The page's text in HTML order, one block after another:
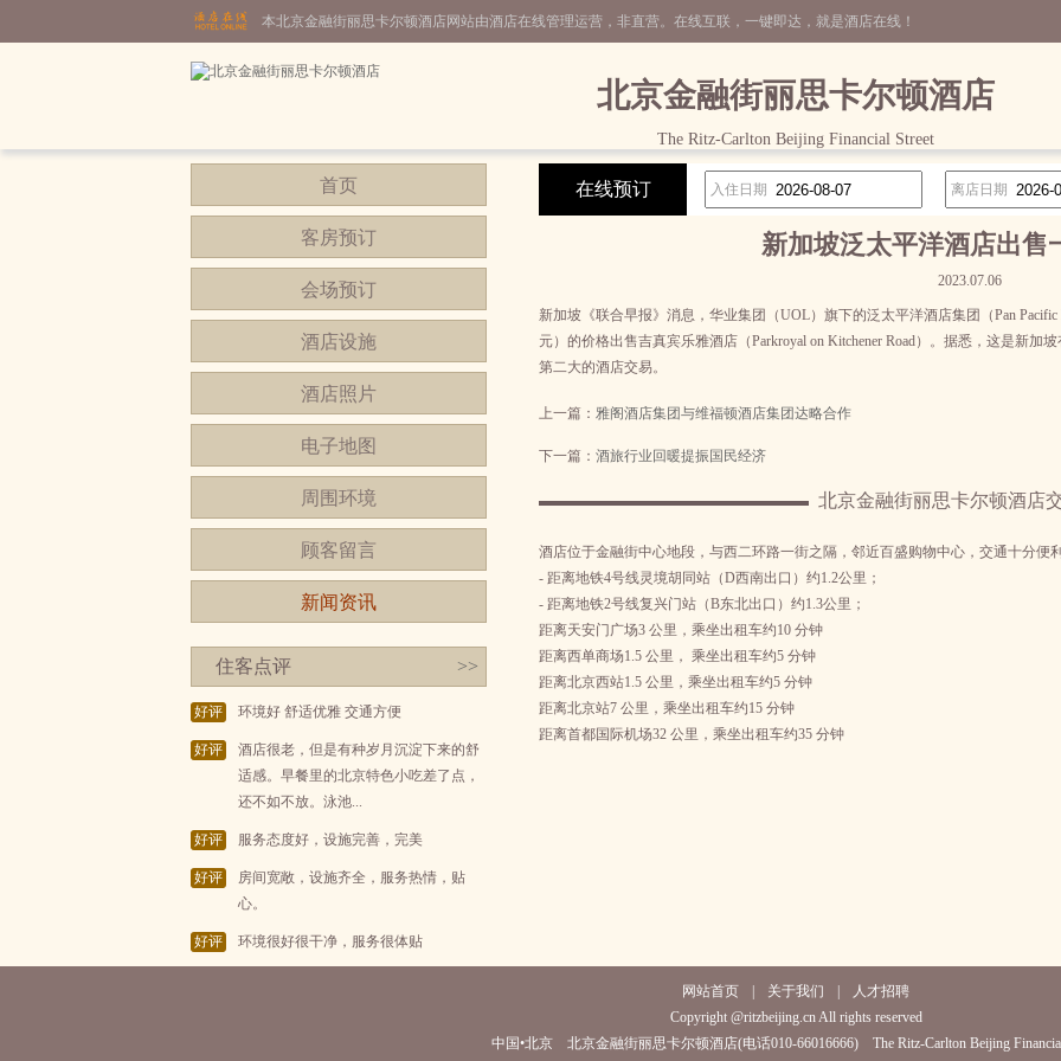
本北京金融街丽思卡尔顿酒店网站由酒店在线管理运营，非直营。在线互联，一键即达，就是酒店在线！
北京金融街丽思卡尔顿酒店
The Ritz-Carlton Beijing Financial Street
首页
客房预订
会场预订
酒店设施
酒店照片
电子地图
周围环境
顾客留言
新闻资讯
住客点评 >>
好评 环境好 舒适优雅 交通方便
好评
酒店很老，但是有种岁月沉淀下来的舒
适感。早餐里的北京特色小吃差了点，
还不如不放。泳池...
好评 服务态度好，设施完善，完美
好评
房间宽敞，设施齐全，服务热情，贴
心。
好评 环境很好很干净，服务很体贴
在线预订 入住日期 离店日期
新加坡泛太平洋酒店出售
2023.07.06
新加坡《联合早报》消息，华业集团（UOL）旗下的泛太平洋酒店集团（Pan
元）的价格出售吉真宾乐雅酒店（Parkroyal on Kitchener Road）。据悉，这是新
第二大的酒店交易。
上一篇： 雅阁酒店集团与维福顿酒店集团达略合作
下一篇： 酒旅行业回暖提振国民经济
北京金融街丽思卡尔顿酒店
酒店位于金融街中心地段，与西二环路一街之隔，邻近百盛购物中心，交通十分便利
- 距离地铁4号线灵境胡同站（D西南出口）约1.2公里；
- 距离地铁2号线复兴门站（B东北出口）约1.3公里；
距离天安门广场3 公里，乘坐出租车约10 分钟
距离西单商场1.5 公里， 乘坐出租车约5 分钟
距离北京西站1.5 公里，乘坐出租车约5 分钟
距离北京站7 公里，乘坐出租车约15 分钟
距离首都国际机场32 公里，乘坐出租车约35 分钟
网站首页 关于我们
人才招聘
Copyright @ritzbeijing.cn All rights reserved
中国•北京 北京金融街丽思卡尔顿酒店(电话010-66016666) The Ritz-Carlton Beijing